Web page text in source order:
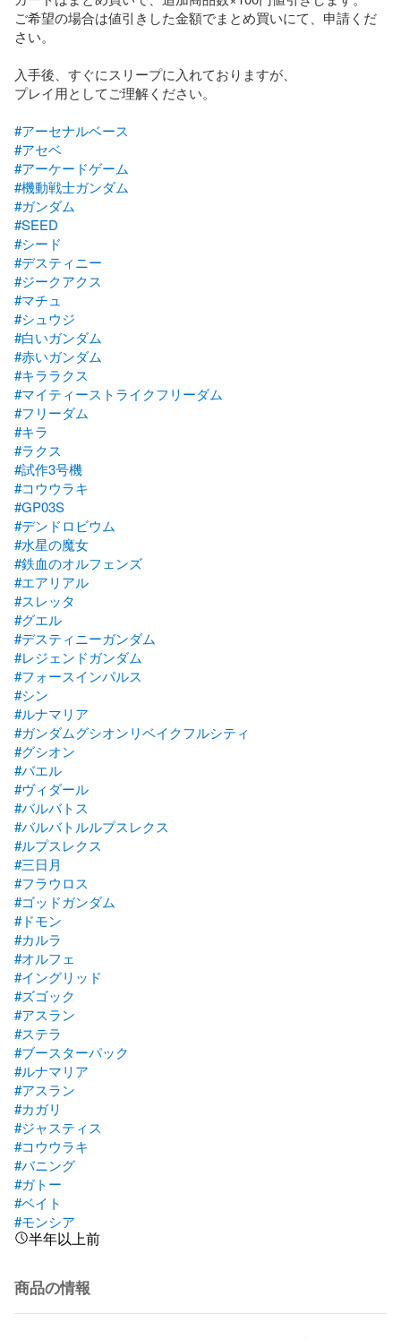
ご希望の場合は値引きした金額でまとめ買いにて、申請くだ
さい。
入手後、すぐにスリープに入れておりますが、
プレイ用としてご理解ください。
#アーセナルベース
#アセベ
#アーケードゲーム
#機動戦士ガンダム
#ガンダム
#SEED
#シード
#デスティニー
#ジークアクス
#マチュ
#シュウジ
#白いガンダム
#赤いガンダム
#キララクス
#マイティーストライクフリーダム
#フリーダム
#キラ
#ラクス
#試作3号機
#コウウラキ
#GP03S
#デンドロビウム
#水星の魔女
#鉄血のオルフェンズ
#エアリアル
#スレッタ
#グエル
#デスティニーガンダム
#レジェンドガンダム
#フォースインパルス
#シン
#ルナマリア
#ガンダムグシオンリベイクフルシティ
#グシオン
#バエル
#ヴィダール
#バルバトス
#バルバトルルプスレクス
#ルプスレクス
#三日月
#フラウロス
#ゴッドガンダム
#ドモン
#カルラ
#オルフェ
#イングリッド
#ズゴック
#アスラン
#ステラ
#ブースターパック
#ルナマリア
#アスラン
#カガリ
#ジャスティス
#コウウラキ
#バニング
#ガトー
#ベイト
#モンシア
半年以上前
商品の情報